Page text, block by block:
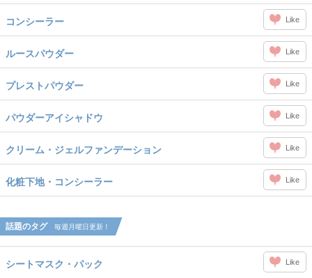
コンシーラー Like
ルースパウダー Like
プレストパウダー Like
パウダーアイシャドウ Like
クリーム・ジェルファンデーション Like
化粧下地・コンシーラー Like
話題のタグ 毎週月曜日更新！
シートマスク・パック Like